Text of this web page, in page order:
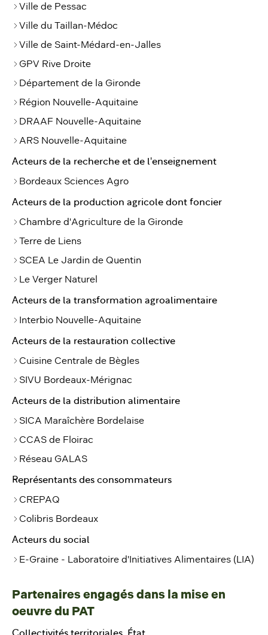
Ville de Pessac
Ville du Taillan-Médoc
Ville de Saint-Médard-en-Jalles
GPV Rive Droite
Département de la Gironde
Région Nouvelle-Aquitaine
DRAAF Nouvelle-Aquitaine
ARS Nouvelle-Aquitaine
Acteurs de la recherche et de l'enseignement
Bordeaux Sciences Agro
Acteurs de la production agricole dont foncier
Chambre d'Agriculture de la Gironde
Terre de Liens
SCEA Le Jardin de Quentin
Le Verger Naturel
Acteurs de la transformation agroalimentaire
Interbio Nouvelle-Aquitaine
Acteurs de la restauration collective
Cuisine Centrale de Bègles
SIVU Bordeaux-Mérignac
Acteurs de la distribution alimentaire
SICA Maraîchère Bordelaise
CCAS de Floirac
Réseau GALAS
Représentants des consommateurs
CREPAQ
Colibris Bordeaux
Acteurs du social
E-Graine - Laboratoire d'Initiatives Alimentaires (LIA)
Partenaires engagés dans la mise en
oeuvre du PAT